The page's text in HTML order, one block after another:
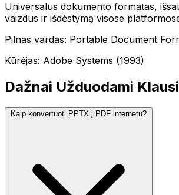
Universalus dokumento formatas,
vaizdus ir išdėstymą visose
Pilnas vardas: Portable Document
Kūrėjas: Adobe Systems (1993)
Dažnai Užduodami
Kaip konvertuoti PPTX į PDF internetu?